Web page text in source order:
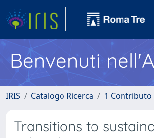
Benvenuti
IRIS Catalogo Ricerca 1 Contributo
Transitions to